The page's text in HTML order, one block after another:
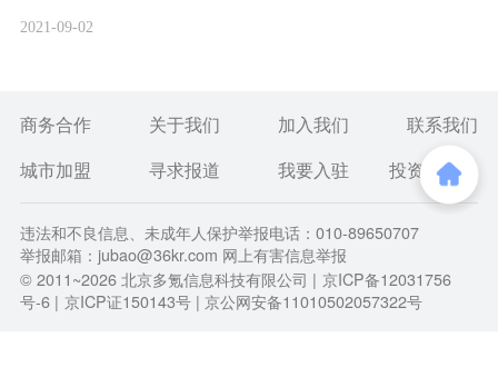
2021-09-02
商务合作 关于我们 加入我们
联系我们
城市加盟
寻求报道 我要入驻 投资者关系
违法和不良信息、未成年人保护举报电话：010-89650707
举报邮箱：jubao@36kr.com 网上有害信息举报
© 2011~2026北京多氪信息科技有限公司 | 京ICP备12031756
号-6 | 京ICP证150143号 | 京公网安备11010502057322号